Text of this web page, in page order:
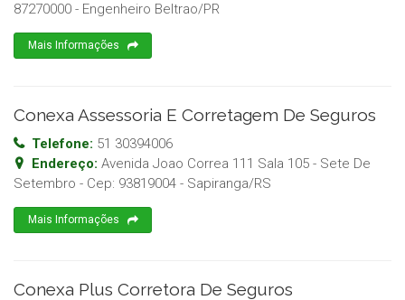
87270000 - Engenheiro Beltrao/PR
Mais Informações
Conexa Assessoria E Corretagem De Seguros
Telefone: 51 30394006
Endereço: Avenida Joao Correa 111 Sala 105 - Sete De
Setembro - Cep: 93819004 - Sapiranga/RS
Mais Informações
Conexa Plus Corretora De Seguros